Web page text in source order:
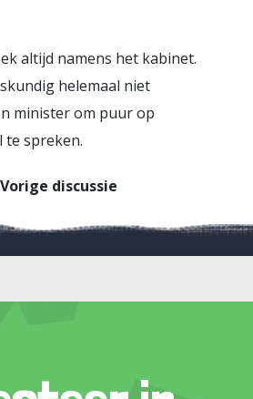
altijd namens het kabinet.
helemaal niet
minister om puur op
spreken.
Vorige discussie